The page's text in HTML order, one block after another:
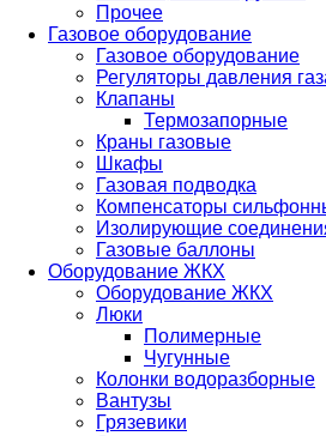
Прочее
Газовое оборудование
Газовое оборудование
Регуляторы давления
Клапаны
Термозапорные
Краны газовые
Шкафы
Газовая подводка
Компенсаторы
Изолирующие
Газовые баллоны
Оборудование ЖКХ
Оборудование ЖКХ
Люки
Полимерные
Чугунные
Колонки водоразборные
Вантузы
Грязевики